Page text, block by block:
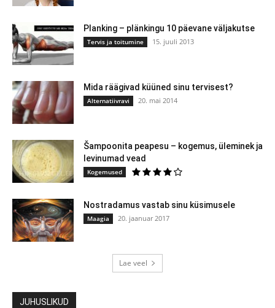
Planking – plänkingu 10 päevane väljakutse
Tervis ja toitumine 15. juuli 2013
Mida räägivad küüned sinu tervisest?
Alternatiivravi 20. mai 2014
Šampoonita peapesu – kogemus, üleminek ja
levinumad vead
Kogemused
Nostradamus vastab sinu küsimusele
Maagia 20. jaanuar 2017
Lae veel
JUHUSLIKUD